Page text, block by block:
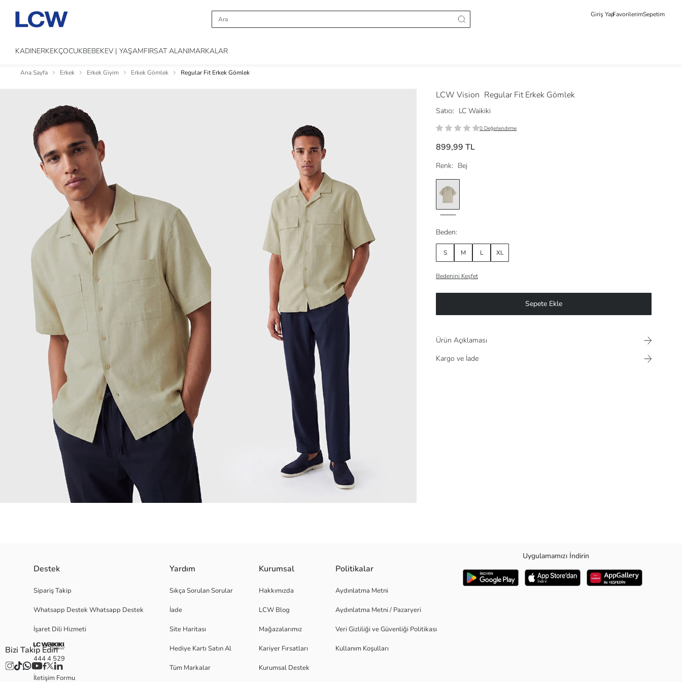
Giriş YapFavorilerimSepetim
KADINERKEKÇOCUKBEBEKEV | YAŞAMFIRSAT ALANIMARKALAR
Ana Sayfa Erkek Erkek Giyim Erkek Gömlek Regular Fit Erkek Gömlek
LCW Vision Regular Fit Erkek Gömlek
Satıcı: LC Waikiki
0 Değerlendirme
899,99 TL
Renk: Bej
Beden:
S M L XL
Bedenini Keşfet
Sepete Ekle
Ürün Açıklaması
Kargo ve İade
Ana Kumaş:
Destek
Sipariş Takip
Whatsapp Destek Whatsapp Destek
İşaret Dili Hizmeti
444 4 529
İletişim Formu
Yardım
Sıkça Sorulan Sorular
İade
Site Haritası
Hediye Kartı Satın Al
Tüm Markalar
Kurumsal
Hakkımızda
LCW Blog
Mağazalarımız
Kariyer Fırsatları
Kurumsal Destek
Politikalar
Aydınlatma Metni
Aydınlatma Metni / Pazaryeri
Veri Gizliliği ve Güvenliği Politikası
Kullanım Koşulları
Uygulamamızı İndirin
Bizi Takip Edin